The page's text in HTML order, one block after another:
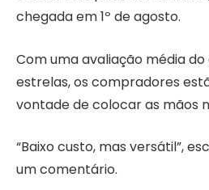
chegada em 1º de agosto.
Com uma avaliação média
estrelas, os compradores
vontade de colocar as mãos
“Baixo custo, mas versátil”,
um comentário.